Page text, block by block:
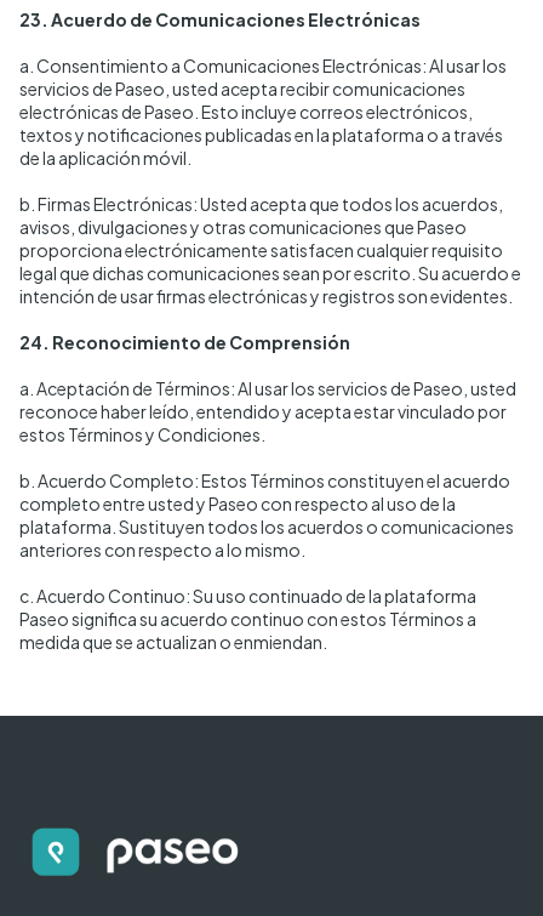
23. Acuerdo de Comunicaciones Electrónicas
a. Consentimiento a Comunicaciones Electrónicas: Al usar los
servicios de Paseo, usted acepta recibir comunicaciones
electrónicas de Paseo. Esto incluye correos electrónicos,
textos y notificaciones publicadas en la plataforma o a través
de la aplicación móvil.
b. Firmas Electrónicas: Usted acepta que todos los acuerdos,
avisos, divulgaciones y otras comunicaciones que Paseo
proporciona electrónicamente satisfacen cualquier requisito
legal que dichas comunicaciones sean por escrito. Su acuerdo e
intención de usar firmas electrónicas y registros son evidentes.
24. Reconocimiento de Comprensión
a. Aceptación de Términos: Al usar los servicios de Paseo, usted
reconoce haber leído, entendido y acepta estar vinculado por
estos Términos y Condiciones.
b. Acuerdo Completo: Estos Términos constituyen el acuerdo
completo entre usted y Paseo con respecto al uso de la
plataforma. Sustituyen todos los acuerdos o comunicaciones
anteriores con respecto a lo mismo.
c. Acuerdo Continuo: Su uso continuado de la plataforma
Paseo significa su acuerdo continuo con estos Términos a
medida que se actualizan o enmiendan.